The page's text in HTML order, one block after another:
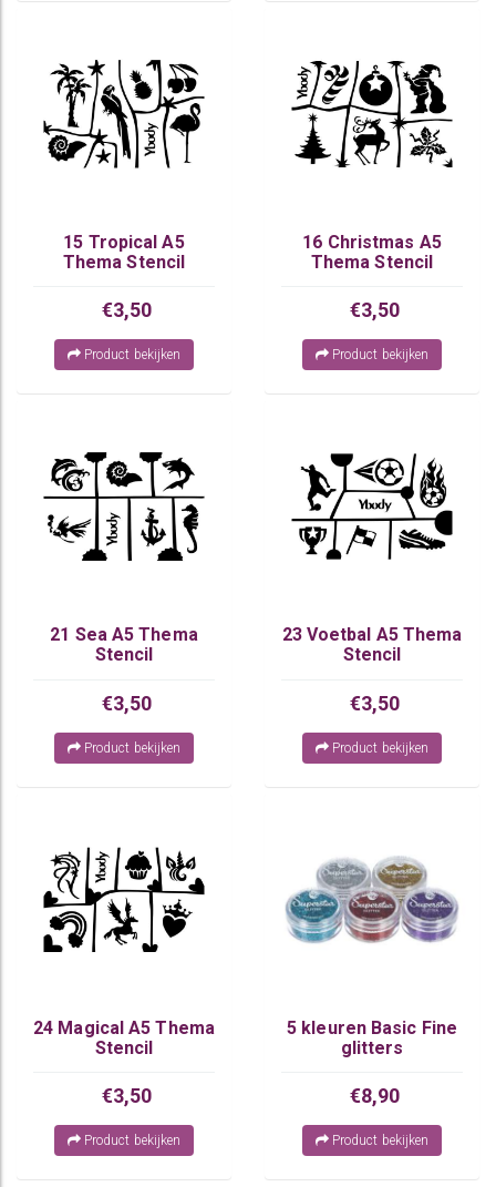
15 Tropical A5
Thema Stencil
€3,50
Product bekijken
16 Christmas A5
Thema Stencil
€3,50
Product bekijken
21 Sea A5 Thema
Stencil
€3,50
Product bekijken
23 Voetbal A5 Thema
Stencil
€3,50
Product bekijken
24 Magical A5 Thema
Stencil
€3,50
Product bekijken
5 kleuren Basic Fine
glitters
€8,90
Product bekijken